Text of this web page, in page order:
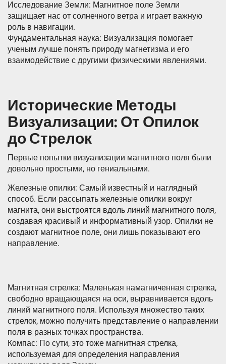
Исследование Земли: Магнитное поле Земли
защищает нас от солнечного ветра и играет важную
роль в навигации.
Фундаментальная наука: Визуализация помогает
ученым лучше понять природу магнетизма и его
взаимодействие с другими физическими явлениями.
Исторические Методы
Визуализации: От Опилок
до Стрелок
Первые попытки визуализации магнитного поля были
довольно простыми, но гениальными.
Железные опилки: Самый известный и наглядный
способ. Если рассыпать железные опилки вокруг
магнита, они выстроятся вдоль линий магнитного поля,
создавая красивый и информативный узор. Опилки не
создают магнитное поле, они лишь показывают его
направление.
Магнитная стрелка: Маленькая намагниченная стрелка,
свободно вращающаяся на оси, выравнивается вдоль
линий магнитного поля. Используя множество таких
стрелок, можно получить представление о направлении
поля в разных точках пространства.
Компас: По сути, это тоже магнитная стрелка,
используемая для определения направления